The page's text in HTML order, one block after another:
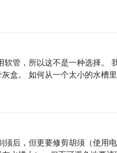
管，所以这不是一种选择。
盒。 如何从一个太小的水槽
后，但更要修剪胡须（使用